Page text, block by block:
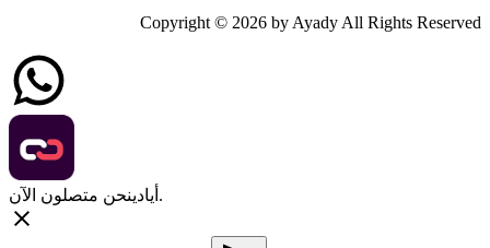
Copyright © 2026 by Ayady All Rights Reserved
أيادي نحن متصلون الآن.